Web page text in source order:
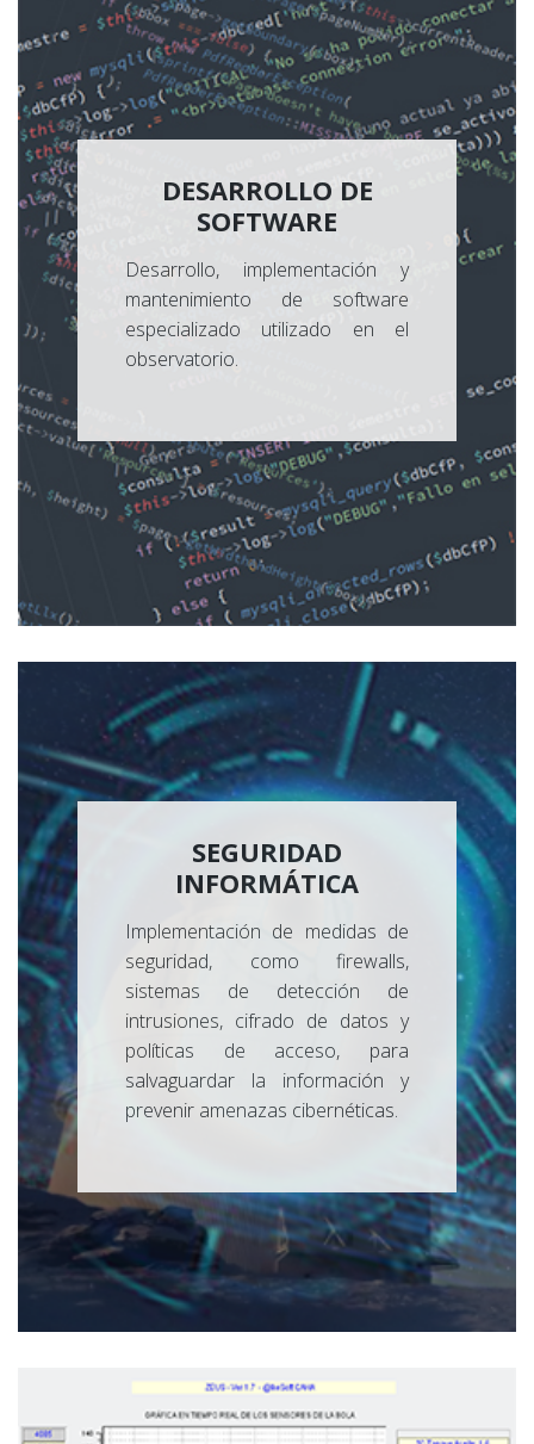
DESARROLLO DE
SOFTWARE
Desarrollo, implementación y
mantenimiento de software
especializado utilizado en el
observatorio.
SEGURIDAD
INFORMÁTICA
Implementación de medidas de
seguridad, como firewalls,
sistemas de detección de
intrusiones, cifrado de datos y
políticas de acceso, para
salvaguardar la información y
prevenir amenazas cibernéticas.